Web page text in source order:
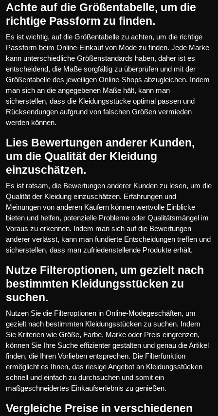
Achte auf die Größentabelle, um die
richtige Passform zu finden.
Es ist wichtig, auf die Größentabelle zu achten, um die richtige
Passform beim Online-Einkauf von Mode zu finden. Jede Marke
kann unterschiedliche Größenstandards haben, daher ist es
entscheidend, die Maße sorgfältig zu überprüfen und mit der
Größentabelle des jeweiligen Online-Shops abzugleichen. Indem
man sich an die angegebenen Maße hält, kann man
sicherstellen, dass die Kleidungsstücke optimal passen und
Rücksendungen aufgrund von falschen Größen vermieden
werden können.
Lies Bewertungen anderer Kunden,
um die Qualität der Kleidung
einzuschätzen.
Es ist ratsam, die Bewertungen anderer Kunden zu lesen, um die
Qualität der Kleidung einzuschätzen. Erfahrungen und
Meinungen von anderen Käufern können wertvolle Einblicke
bieten und helfen, potenzielle Probleme oder Qualitätsmängel im
Voraus zu erkennen. Indem man sich auf die Bewertungen
anderer verlässt, kann man fundierte Entscheidungen treffen und
sicherstellen, dass man zufriedenstellende Produkte erhält.
Nutze Filteroptionen, um gezielt nach
bestimmten Kleidungsstücken zu
suchen.
Nutzen Sie die Filteroptionen in Online-Modegeschäften, um
gezielt nach bestimmten Kleidungsstücken zu suchen. Indem
Sie Kriterien wie Größe, Farbe, Marke oder Preis eingrenzen,
können Sie Ihre Suche effizienter gestalten und genau die Artikel
finden, die Ihren Vorlieben entsprechen. Die Filterfunktion
ermöglicht es Ihnen, das riesige Angebot an Kleidungsstücken
schnell und einfach zu durchsuchen und somit ein
maßgeschneidertes Einkaufserlebnis zu genießen.
Vergleiche Preise in verschiedenen